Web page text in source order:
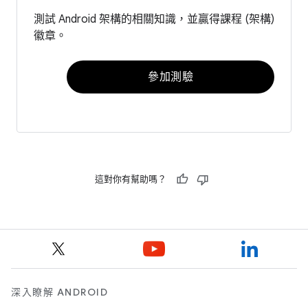
測試 Android 架構的相關知識，並贏得課程 (架構)
徽章。
參加測驗
這對你有幫助嗎？
深入瞭解 ANDROID